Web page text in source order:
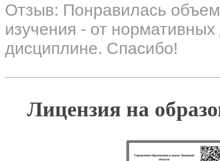
Отзыв: Понравилась
изучения - от
дисциплине. Спасибо!
Лицензия на